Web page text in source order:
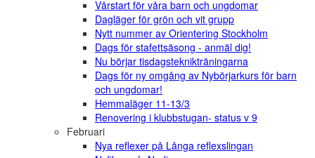
Vårstart för våra barn och ungdomar
Dagläger för grön och vit grupp
Nytt nummer av Orientering Stockholm
Dags för stafettsäsong - anmäl dig!
Nu börjar tisdagsteknikträningarna
Dags för ny omgång av Nybörjarkurs för barn
och ungdomar!
Hemmaläger 11-13/3
Renovering i klubbstugan- status v 9
Februari
Nya reflexer på Långa reflexslingan